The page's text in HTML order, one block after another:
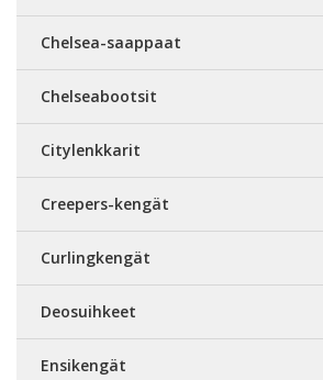
Chelsea-saappaat
Chelseabootsit
Citylenkkarit
Creepers-kengät
Curlingkengät
Deosuihkeet
Ensikengät